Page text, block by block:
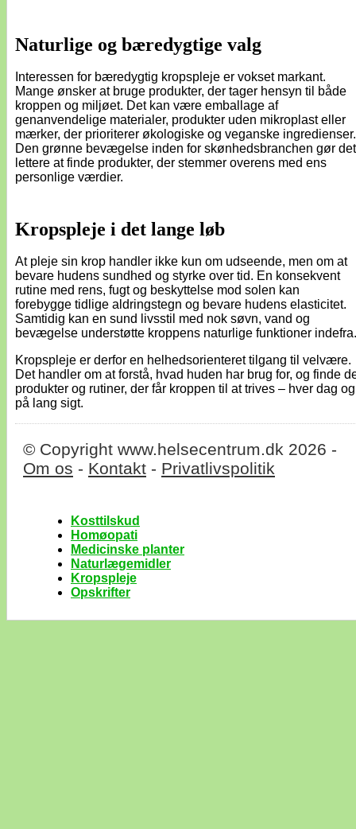
Naturlige og bæredygtige valg
Interessen for bæredygtig kropspleje er vokset markant.
Mange ønsker at bruge produkter, der tager hensyn til både
kroppen og miljøet. Det kan være emballage af
genanvendelige materialer, produkter uden mikroplast eller
mærker, der prioriterer økologiske og veganske ingredienser.
Den grønne bevægelse inden for skønhedsbranchen gør det
lettere at finde produkter, der stemmer overens med ens
personlige værdier.
Kropspleje i det lange løb
At pleje sin krop handler ikke kun om udseende, men om at
bevare hudens sundhed og styrke over tid. En konsekvent
rutine med rens, fugt og beskyttelse mod solen kan
forebygge tidlige aldringstegn og bevare hudens elasticitet.
Samtidig kan en sund livsstil med nok søvn, vand og
bevægelse understøtte kroppens naturlige funktioner indefra.
Kropspleje er derfor en helhedsorienteret tilgang til velvære.
Det handler om at forstå, hvad huden har brug for, og finde
produkter og rutiner, der får kroppen til at trives – hver dag og
på lang sigt.
© Copyright www.helsecentrum.dk 2026 -
Om os - Kontakt - Privatlivspolitik
Kosttilskud
Homøopati
Medicinske planter
Naturlægemidler
Kropspleje
Opskrifter